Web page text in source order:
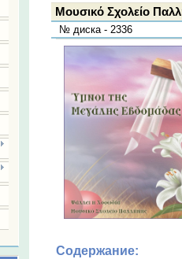
Μουσικό Σχολείο
№ диска - 2336
Содержание: